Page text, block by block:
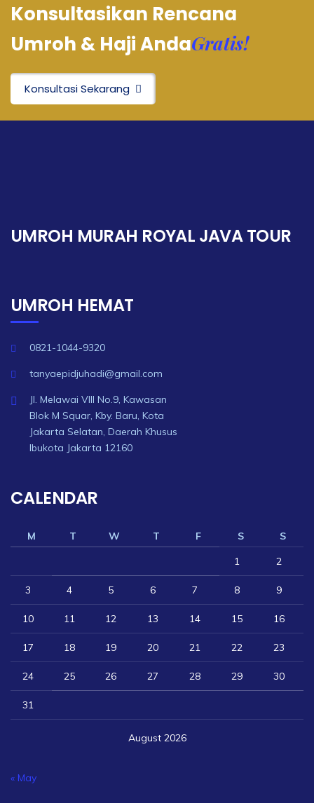
Konsultasikan Rencana
Umroh & Haji AndaGratis!
Konsultasi Sekarang
UMROH MURAH ROYAL JAVA TOUR
UMROH HEMAT
0821-1044-9320
tanyaepidjuhadi@gmail.com
Jl. Melawai VIII No.9, Kawasan
Blok M Squar, Kby. Baru, Kota
Jakarta Selatan, Daerah Khusus
Ibukota Jakarta 12160
CALENDAR
August 2026
M T W T F S
S
1
2
3 4 5 6 7 8 9
10 11 12 13 14 15 16
17 18 19 20 21 22 23
24 25 26 27 28 29 30
31
« May